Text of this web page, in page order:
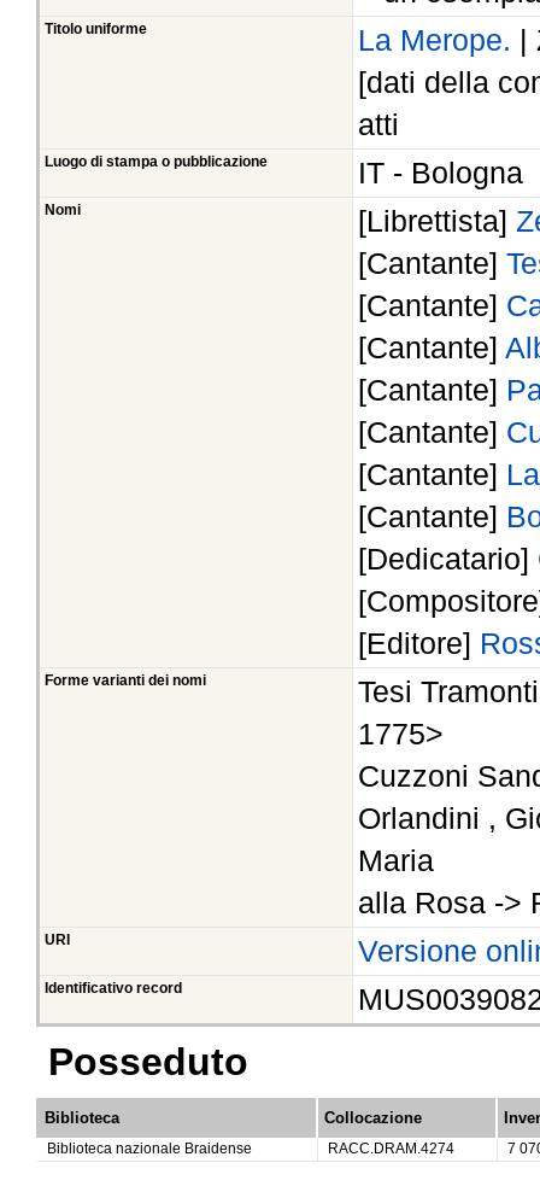
Titolo uniforme La Merope. |
[dati della
atti
Luogo di stampa o pubblicazione IT - Bologna
Nomi [Librettista]
[Cantante]
[Cantante]
[Cantante]
[Cantante]
[Cantante]
[Cantante]
[Cantante]
[Dedicatario]
[Editore]
Forme varianti dei nomi
Tesi
1775>
Cuzzoni
Orlandini ,
Maria
alla Rosa ->
URI Versione
Identificativo record
Posseduto
Biblioteca Collocazione
Biblioteca nazionale Braidense RACC.DRAM.4274 7